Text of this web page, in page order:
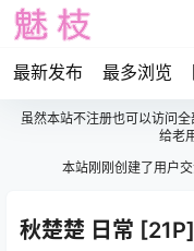
最新发布 最多浏览
虽然本站不注册也可以访问
给老
本站刚刚创建了用户
秋楚楚 日常 [21P]